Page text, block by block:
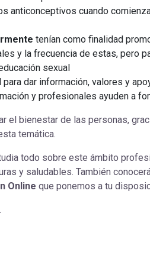
anticonceptivos cuando
tenían como finalidad
y la frecuencia de estas, pero
sexual
dar información, valores y
y profesionales ayuden a
el bienestar de las personas,
temática.
todo sobre este ámbito
y saludables. También
Online que ponemos a tu